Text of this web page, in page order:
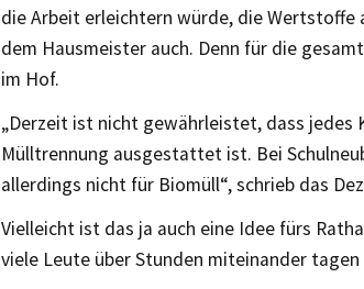
die Arbeit erleichtern würde, die Wertstoffe
dem Hausmeister auch. Denn für die
im Hof.
„Derzeit ist nicht gewährleistet, dass jedes
Mülltrennung ausgestattet ist. Bei
allerdings nicht für Biomüll“, schrieb das
Vielleicht ist das ja auch eine Idee fürs
viele Leute über Stunden miteinander tagen